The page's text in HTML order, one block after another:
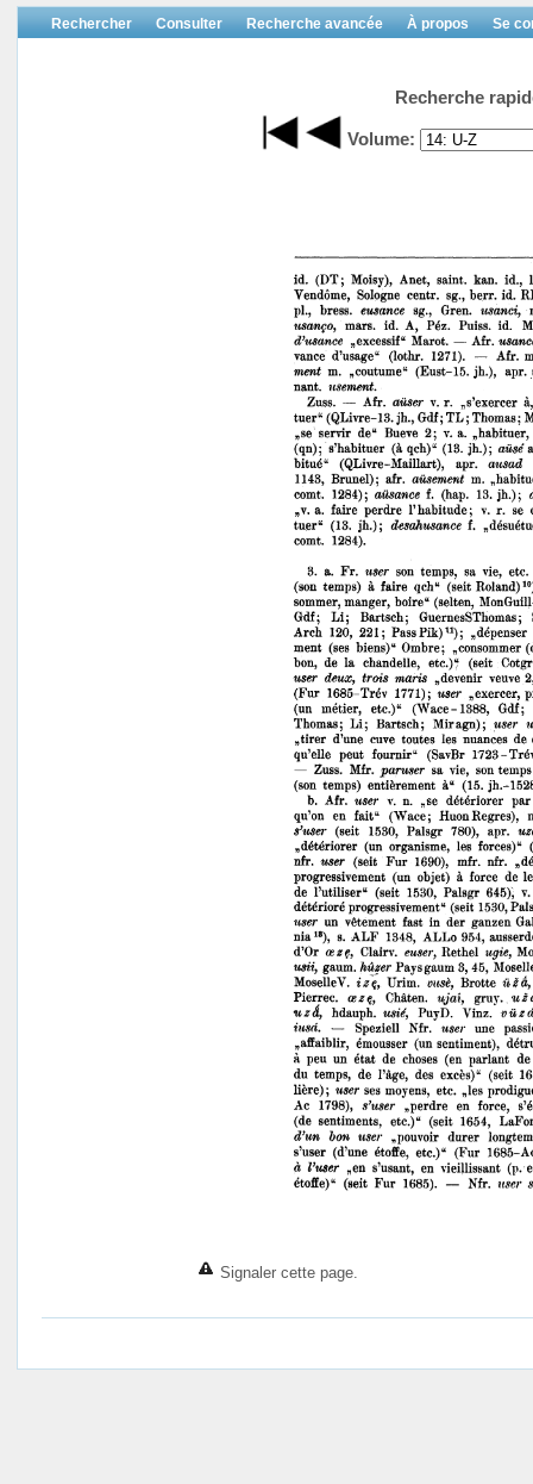
Rechercher Consulter Recherche avancée À propos Se
Recherche
Volume:
Signaler cette page.